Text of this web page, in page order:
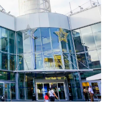
and leisure centre
high historical occupancy
Gran Canaria , the
Islands, third most
country with over 12